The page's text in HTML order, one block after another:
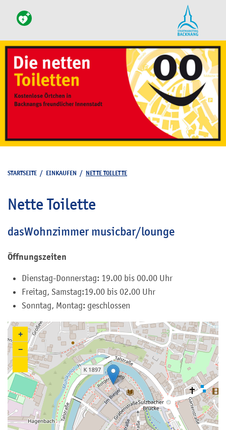
STARTSEITE / EINKAUFEN / NETTE TOILETTE
Nette Toilette
dasWohnzimmer musicbar/lounge
+
−
Öffnungszeiten
Dienstag-Donnerstag: 19.00 bis 00.00 Uhr
Freitag, Samstag:19.00 bis 02.00 Uhr
Sonntag, Montag: geschlossen